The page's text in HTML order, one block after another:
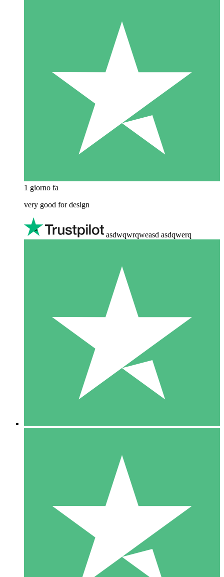
1 giorno fa
very good for design
asdwqwrqweasd asdqwerq